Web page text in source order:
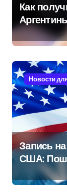
Как
Новости
Запись
США: